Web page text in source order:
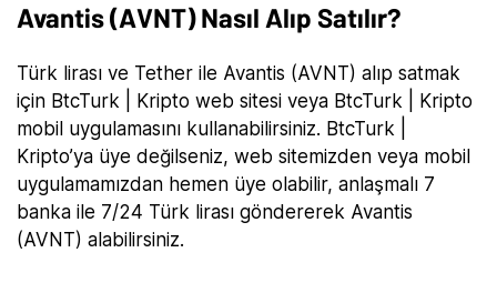
Avantis (AVNT) Nasıl Alıp Satılır?
Türk lirası ve Tether ile Avantis (AVNT) alıp satmak
için BtcTurk | Kripto web sitesi veya BtcTurk | Kripto
mobil uygulamasını kullanabilirsiniz. BtcTurk |
Kripto’ya üye değilseniz, web sitemizden veya mobil
uygulamamızdan hemen üye olabilir, anlaşmalı 7
banka ile 7/24 Türk lirası göndererek Avantis
(AVNT) alabilirsiniz.